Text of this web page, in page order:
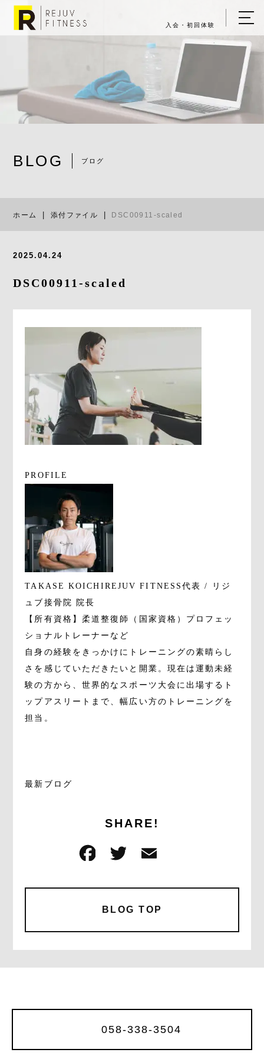
入会・初回体験
BLOG ブログ
ホーム 添付ファイル DSC00911-scaled
2025.04.24
DSC00911-scaled
PROFILE
TAKASE KOICHI REJUV FITNESS代表 / リジ
ュブ接骨院 院長
【所有資格】柔道整復師（国家資格）プロフェッ
ショナルトレーナーなど
自身の経験をきっかけにトレーニングの素晴らし
さを感じていただきたいと開業。現在は運動未経
験の方から、世界的なスポーツ大会に出場するト
ップアスリートまで、幅広い方のトレーニングを
担当。
最新ブログ
SHARE!
F
c
e
b
o
o
T
it
te
r
ai
BLOG TOP
058-338-3504
ホーム
キャンペーン情報
▼ REJUV FITNESSについて
店舗一覧
よくあるご質問
058-338-3504
入会・初回体験はこちら